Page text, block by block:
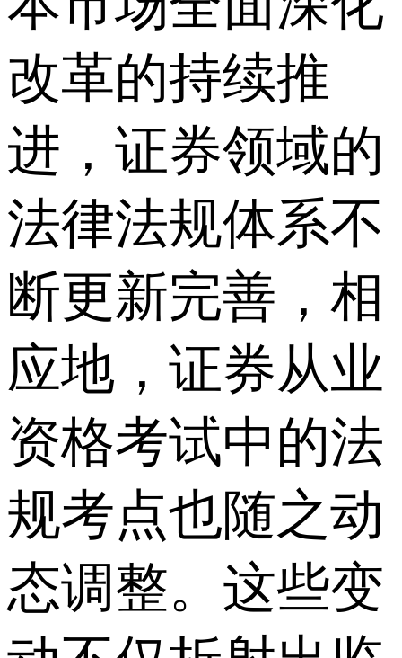
改革的持续推
进，证券领域的
法律法规体系不
断更新完善，相
应地，证券从业
资格考试中的法
规考点也随之动
态调整。这些变